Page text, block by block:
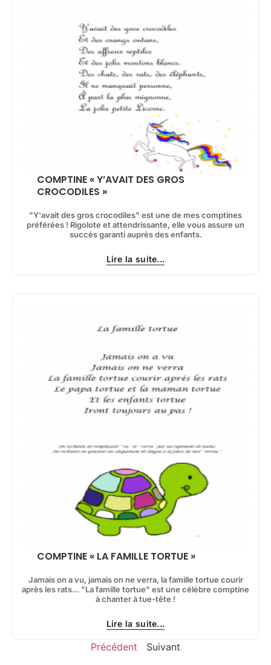
COMPTINE « Y’AVAIT DES GROS
CROCODILES »
"Y'avait des gros crocodiles" est une de mes comptines
préférées ! Rigolote et attendrissante, elle vous assure un
succès garanti auprès des enfants.
Lire la suite...
COMPTINE « LA FAMILLE TORTUE »
Jamais on a vu, jamais on ne verra, la famille tortue courir
après les rats... "La famille tortue" est une célèbre comptine
à chanter à tue-tête !
Lire la suite...
Précédent Suivant